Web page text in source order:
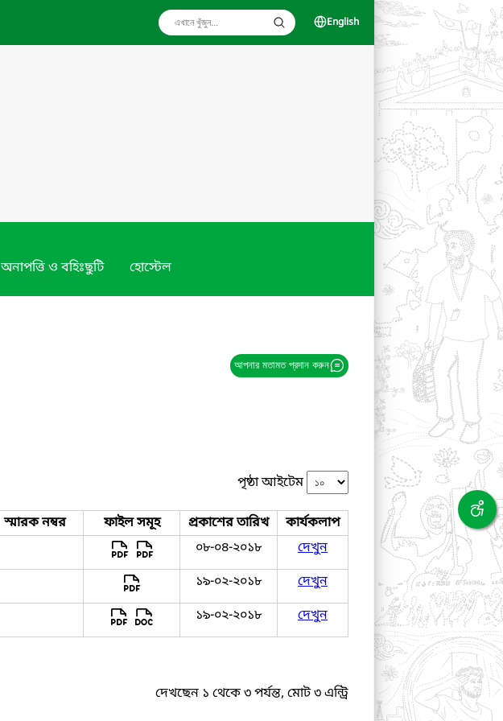
English
অনাপত্তি ও বহিঃছুটি হোস্টেল
আপনার মতামত প্রদান করুন
পৃষ্ঠা আইটেম
স্মারক নম্বর ফাইল সমূহ প্রকাশের তারিখ
কার্যকলাপ
০৮-০৪-২০১৮
দেখুন
১৯-০২-২০১৮
দেখুন
১৯-০২-২০১৮ দেখুন
দেখছেন ১ থেকে ৩ পর্যন্ত, মোট ৩ এন্ট্রি